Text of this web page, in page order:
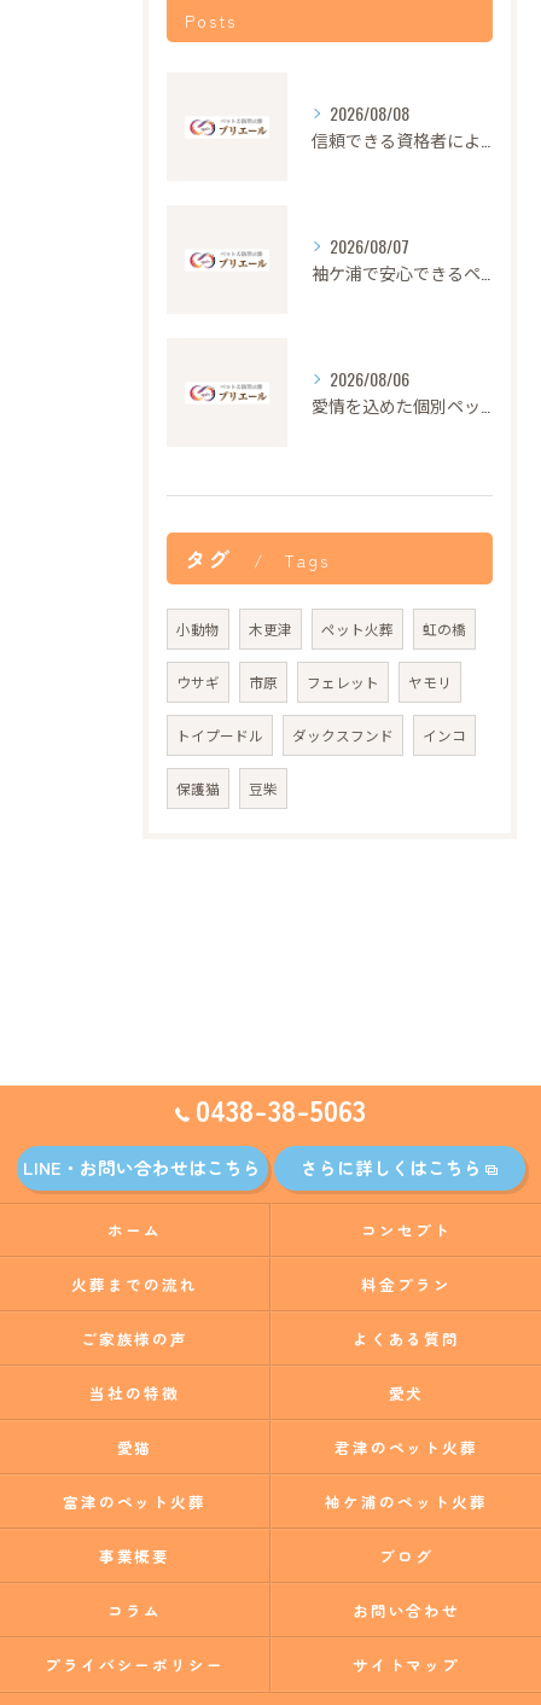
Posts
2026/08/08
2026/08/07
2026/08/06
タグ Tags
小動物 木更津 ペット火葬 虹の橋
ウサギ 市原 フェレット ヤモリ
トイプードル ダックスフンド インコ
保護猫 豆柴
0438-38-5063
LINE・お問い合わせはこちら さらに詳しくはこちら
ホーム コンセプト
火葬までの流れ 料金プラン
ご家族様の声 よくある質問
当社の特徴 愛犬
愛猫 君津のペット火葬
富津のペット火葬 袖ケ浦のペット火葬
事業概要 ブログ
コラム お問い合わせ
プライバシーポリシー サイトマップ